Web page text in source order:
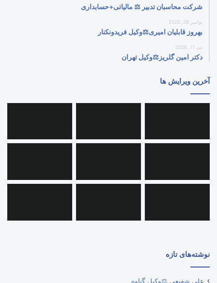
شرکت محاسبان تدبیر ⚖️ مالیاتی+حسابداری
نوامبر 26, 2025
بهروز قابلیان امیری⚖️وکیل فریدونکنار
می 11, 2026
دکتر امین گلریز⚖️وکیل تهران
آخرین ویرایش ها
نوشته‌های تازه
علی شفیعی ⚖️وکیل گناوه